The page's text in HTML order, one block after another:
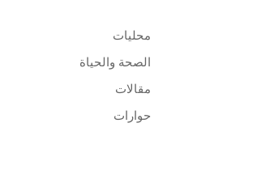
محليات
الصحة والحياة
مقالات
حوارات